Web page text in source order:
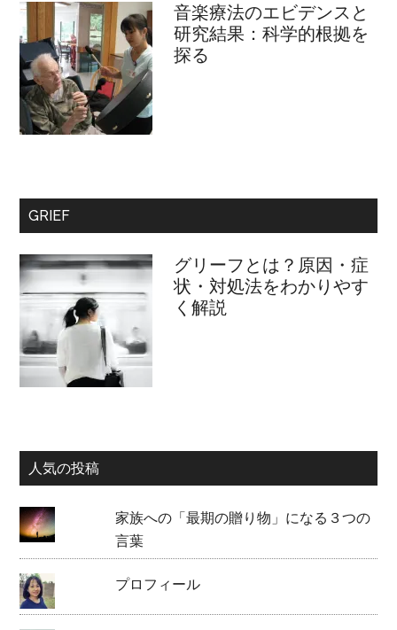
音楽療法のエビデンスと
研究結果：科学的根拠を
探る
GRIEF
グリーフとは？原因・症
状・対処法をわかりやす
く解説
人気の投稿
家族への「最期の贈り物」になる３つの
言葉
プロフィール